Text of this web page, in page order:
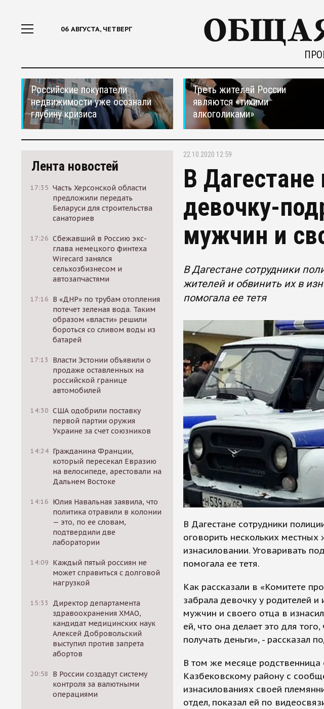
06 АВГУСТА, ЧЕТВЕРГ
Российские покупатели
недвижимости уже осознали
глубину кризиса
Треть жителей России
являются «тихими
алкоголиками»
Лента новостей
17:35 Часть Херсонской области
предложили передать
Беларуси для строительства
санаториев
17:26 Сбежавший в Россию экс-
глава немецкого финтеха
Wirecard занялся
сельхозбизнесом и
автозапчастями
17:16 В «ДНР» по трубам отопления
потечет зеленая вода. Таким
образом «власти» решили
бороться со сливом воды из
батарей
17:13
Власти Эстонии объявили о
продаже оставленных на
российской границе
автомобилей
14:30 США одобрили поставку
первой партии оружия
Украине за счет союзников
14:24 Гражданина Франции,
который пересекал Евразию
на велосипеде, арестовали на
Дальнем Востоке
14:16 Юлия Навальная заявила, что
политика отравили в колонии
— это, по ее словам,
подтвердили две
лаборатории
14:09 Каждый пятый россиян не
может справиться с долговой
нагрузкой
15:33
Директор департамента
здравоохранения ХМАО,
кандидат медицинских наук
Алексей Добровольский
выступил против запрета
абортов
20:58
В России создадут систему
контроля за валютными
операциями
22.10.2020 12:59
В Дагестане
девочку-
мужчин и
В Дагестане сотрудники
жителей и обвинить их в
помогала ее тетя
В Дагестане сотрудники
оговорить нескольких
изнасиловании. Уговаривать
помогала ее тетя.
Как рассказали в «Комитете
забрала девочку у родителей и
мужчин и своего отца в
ей, что она делает это для
получать деньги», - рассказал
В том же месяце
Казбековскому району с
изнасилованиях своей
отдел, показал ей по